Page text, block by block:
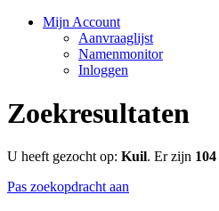
Mijn Account
Aanvraaglijst
Namenmonitor
Inloggen
Zoekresultaten
U heeft gezocht op: Kuil. Er zijn 104
Pas zoekopdracht aan